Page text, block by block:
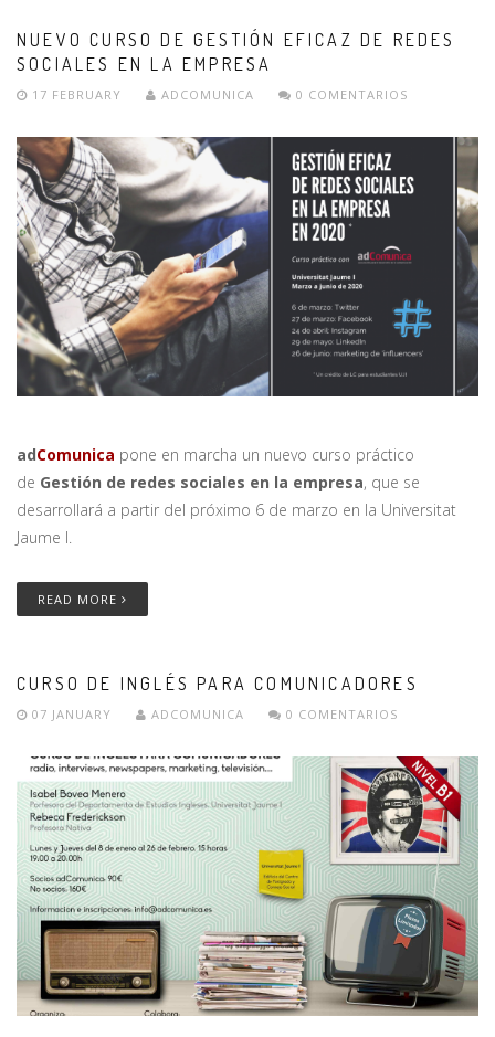
NUEVO CURSO DE GESTIÓN EFICAZ DE REDES
SOCIALES EN LA EMPRESA
17 FEBRUARY ADCOMUNICA 0 COMENTARIOS
adComunica pone en marcha un nuevo curso práctico
de Gestión de redes sociales en la empresa, que se
desarrollará a partir del próximo 6 de marzo en la Universitat
Jaume I.
READ MORE
CURSO DE INGLÉS PARA COMUNICADORES
07 JANUARY ADCOMUNICA 0 COMENTARIOS